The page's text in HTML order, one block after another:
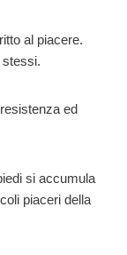
al piacere.
stessi.
ed
si accumula
piaceri della